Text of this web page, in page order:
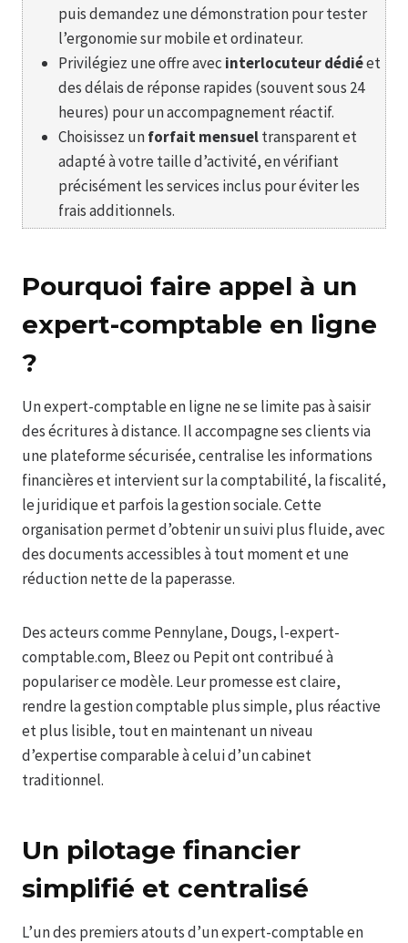
puis demandez une démonstration pour tester
l’ergonomie sur mobile et ordinateur.
Privilégiez une offre avec interlocuteur dédiéet
des délais de réponse rapides (souvent sous 24
heures) pour un accompagnement réactif.
Choisissez unforfait mensueltransparent et
adapté à votre taille d’activité, en vérifiant
précisément les services inclus pour éviter les
frais additionnels.
Pourquoi faire appel à un
expert-comptable en ligne
?
Un expert-comptable en ligne ne se limite pas à saisir
des écritures à distance. Il accompagne ses clients via
une plateforme sécurisée, centralise les informations
financières et intervient sur la comptabilité, la fiscalité,
le juridique et parfois la gestion sociale. Cette
organisation permet d’obtenir un suivi plus fluide, avec
des documents accessibles à tout moment et une
réduction nette de la paperasse.
Des acteurs comme Pennylane, Dougs, l-expert-
comptable.com, Bleez ou Pepit ont contribué à
populariser ce modèle. Leur promesse est claire,
rendre la gestion comptable plus simple, plus réactive
et plus lisible, tout en maintenant un niveau
d’expertise comparable à celui d’un cabinet
traditionnel.
Un pilotage financier
simplifié et centralisé
L’un des premiers atouts d’un expert-comptable en